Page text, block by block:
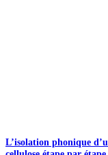
L’isolation phonique